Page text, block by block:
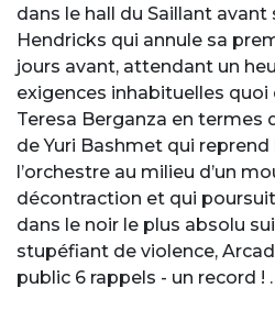
dans le hall du Saillant avant
Hendricks qui annule sa
jours avant, attendant un
exigences inhabituelles quoi
Teresa Berganza en termes
de Yuri Bashmet qui
l’orchestre au milieu d’un
décontraction et qui
dans le noir le plus absolu
stupéfiant de violence,
public 6 rappels - un record !